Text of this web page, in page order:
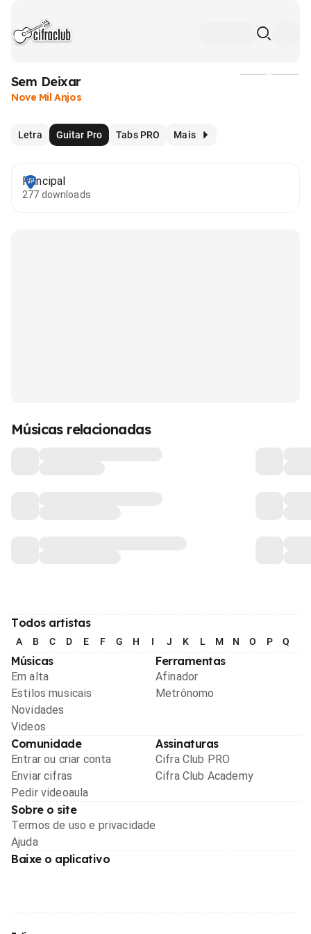
Sem Deixar
Nove Mil Anjos
Letra Guitar Pro Tabs PRO Mais
Principal
277 downloads
Músicas relacionadas
Todos artistas
A B C D E F G H I J K L M N O P Q
Músicas
Em alta
Estilos musicais
Novidades
Videos
Ferramentas
Afinador
Metrônomo
Comunidade
Entrar ou criar conta
Enviar cifras
Pedir videoaula
Assinaturas
Cifra Club PRO
Cifra Club Academy
Sobre o site
Termos de uso e privacidade
Ajuda
Baixe o aplicativo